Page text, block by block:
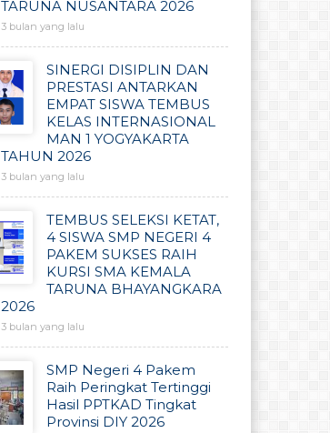
TARUNA NUSANTARA 2026
3 bulan yang lalu
SINERGI DISIPLIN DAN
PRESTASI ANTARKAN
EMPAT SISWA TEMBUS
KELAS INTERNASIONAL
MAN 1 YOGYAKARTA
TAHUN 2026
3 bulan yang lalu
TEMBUS SELEKSI KETAT,
4 SISWA SMP NEGERI 4
PAKEM SUKSES RAIH
KURSI SMA KEMALA
TARUNA BHAYANGKARA
2026
3 bulan yang lalu
SMP Negeri 4 Pakem
Raih Peringkat Tertinggi
Hasil PPTKAD Tingkat
Provinsi DIY 2026